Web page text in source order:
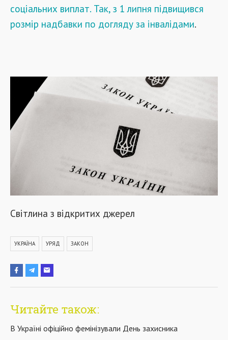
соціальних виплат. Так, з 1 липня підвищився
розмір надбавки по догляду за інвалідами.
Світлина з відкритих джерел
УКРАЇНА УРЯД ЗАКОН
Читайте також:
В Україні офіційно фемінізували День захисника